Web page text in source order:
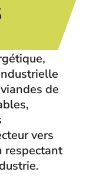
de
vers
respectant